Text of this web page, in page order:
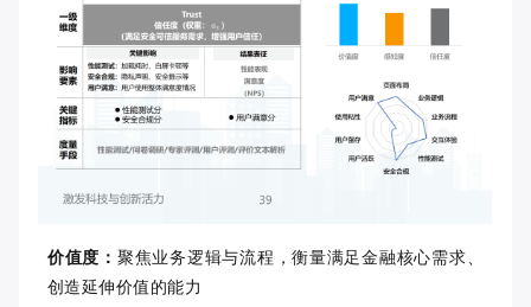
价值度 ： 聚焦业务逻辑与流程，衡量满足金融核心需求、
创造延伸价值的能力